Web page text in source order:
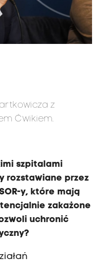
z
Ćwikiem.
szpitalami
rozstawiane przez
y, które mają
zakażone
uchronić